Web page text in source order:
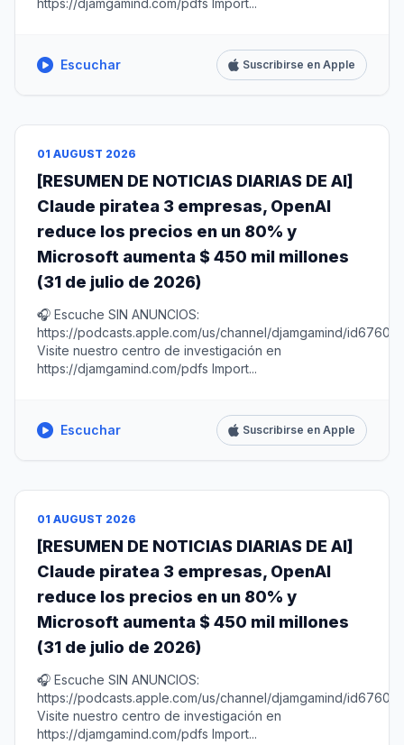
https://djamgamind.com/pdfs Import...
Escuchar Suscribirse en Apple
01 AUGUST 2026
[RESUMEN DE NOTICIAS DIARIAS DE AI]
Claude piratea 3 empresas, OpenAI
reduce los precios en un 80% y
Microsoft aumenta $ 450 mil millones
(31 de julio de 2026)
🎧 Escuche SIN ANUNCIOS:
https://podcasts.apple.com/us/channel/djamgamind/
Visite nuestro centro de investigación en
https://djamgamind.com/pdfs Import...
Escuchar Suscribirse en Apple
01 AUGUST 2026
[RESUMEN DE NOTICIAS DIARIAS DE AI]
Claude piratea 3 empresas, OpenAI
reduce los precios en un 80% y
Microsoft aumenta $ 450 mil millones
(31 de julio de 2026)
🎧 Escuche SIN ANUNCIOS:
https://podcasts.apple.com/us/channel/djamgamind/
Visite nuestro centro de investigación en
https://djamgamind.com/pdfs Import...